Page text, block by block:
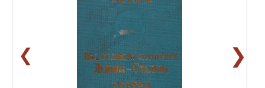
❮ ❯